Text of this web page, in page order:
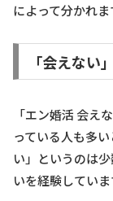
によって分かれま
「会えない
「エン婚活 会え
っている人も多
い」というのは
いを経験していま